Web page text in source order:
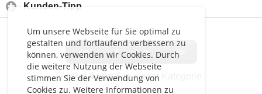
Um unsere Webseite für Sie optimal zu
gestalten und fortlaufend verbessern zu
können, verwenden wir Cookies. Durch
die weitere Nutzung der Webseite
stimmen Sie der Verwendung von
Cookies zu. Weitere Informationen zu
Kunden-Tipp
<< < > >>
Artikel4 von 6in dieser Kategorie